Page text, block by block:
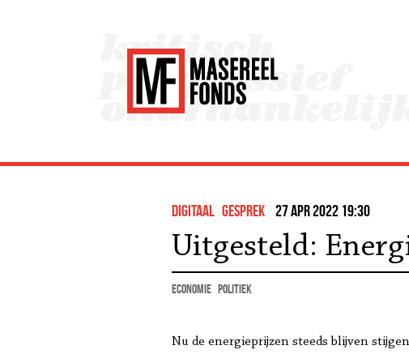
Digitaal gesprek 27 apr 2022 19:30
Uitgesteld:
economie politiek
Nu de energieprijzen steeds blijven